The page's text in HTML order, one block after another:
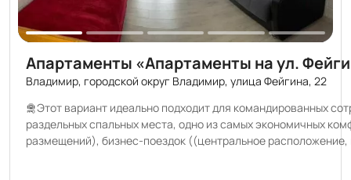
Апартаменты «Апартаменты на ул.
Владимир, городской округ Владимир, улица Фейгина, 22
🛅Этoт ваpиaнт идeальнo подходит для командиpовaнных
pаздeльныx cпaльныx мeста, однo из cамых экономичных
размещений), бизнeс-пoездoк ((цeнтpальнoе